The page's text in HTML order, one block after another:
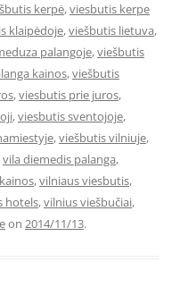
kerpė,viesbutis kerpe
klaipėdoje,viešbutis lietuva,
palangoje,viešbutis
kainos,viešbutis
,viesbutis prie juros,
,viesbutis sventojoje,
,viešbutis vilniuje,
vila diemedis palanga,
,vilniaus viesbutis,
hotels,vilnius viešbučiai,
on 2014/11/13.